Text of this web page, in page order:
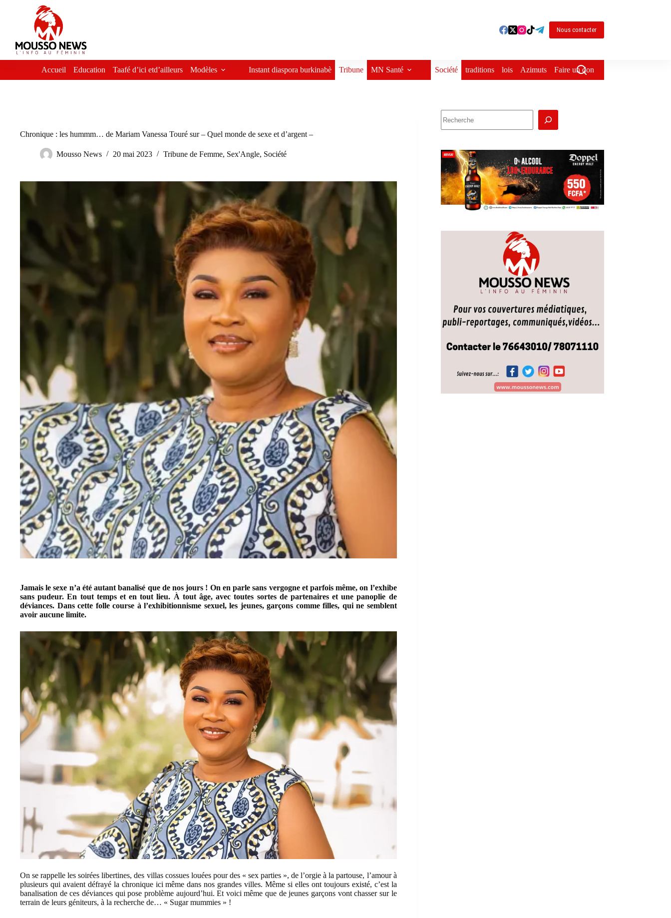
Nous contacter
Accueil Education Taafé d’ici etd’ailleurs Modèles Instant diaspora burkinabè Tribune MN Santé Société traditions lois Azimuts Faire un don
Chronique : les hummm… de Mariam Vanessa Touré sur – Quel monde de sexe et d’argent –
Mousso News 20 mai 2023 Tribune de Femme, Sex'Angle, Société
Jamais le sexe n’a été autant banalisé que de nos jours ! On en parle sans vergogne et parfois même, on l’exhibe
sans pudeur. En tout temps et en tout lieu. À tout âge, avec toutes sortes de partenaires et une panoplie de
déviances. Dans cette folle course à l’exhibitionnisme sexuel, les jeunes, garçons comme filles, qui ne semblent
avoir aucune limite.
On se rappelle les soirées libertines, des villas cossues louées pour des « sex parties », de l’orgie à la partouse, l’amour à
plusieurs qui avaient défrayé la chronique ici même dans nos grandes villes. Même si elles ont toujours existé, c’est la
banalisation de ces déviances qui pose problème aujourd’hui. Et voici même que de jeunes garçons vont chasser sur le
terrain de leurs géniteurs, à la recherche de… « Sugar mummies » !